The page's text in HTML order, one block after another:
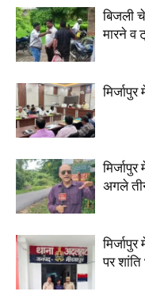
बिजली
मारने व
अगले
पर शांति